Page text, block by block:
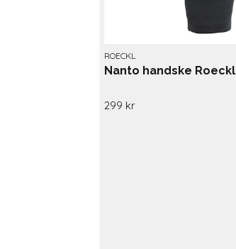
ROECKL
Nanto handske Roeckl
299 kr